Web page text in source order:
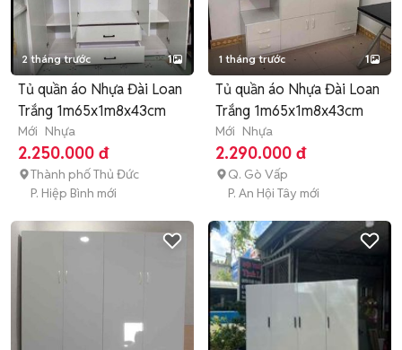
2 tháng trước 1
Tủ quần áo Nhựa Đài Loan
Trắng 1m65x1m8x43cm
Mới Nhựa
2.250.000 đ
Thành phố Thủ Đức
P. Hiệp Bình mới
1 tháng trước 1
Tủ quần áo Nhựa Đài Loan
Trắng 1m65x1m8x43cm
Mới Nhựa
2.290.000 đ
Q. Gò Vấp
P. An Hội Tây mới